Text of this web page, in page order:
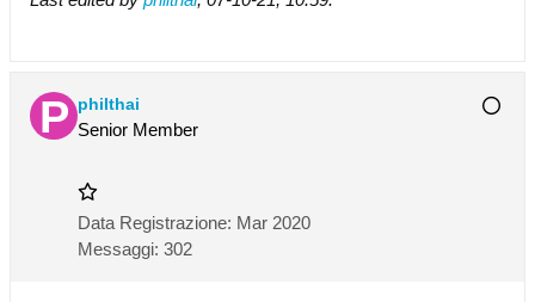
philthai
Senior Member
Data Registrazione: Mar 2020
Messaggi: 302